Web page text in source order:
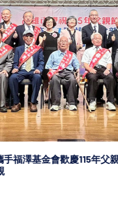
年父親節 表揚第51屆